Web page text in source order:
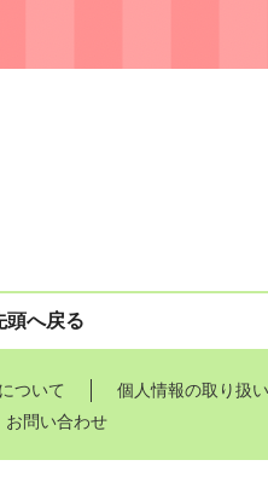
頭へ戻る
ついて 個人情報の取り扱
お問い合わせ